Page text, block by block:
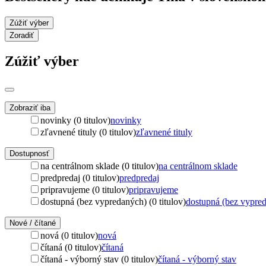
Zúžiť výber
Zoradiť
Zúžiť výber
Zobraziť iba
novinky (0 titulov)novinky
zľavnené tituly (0 titulov)zľavnené tituly
Dostupnosť
na centrálnom sklade (0 titulov)na centrálnom sklade
predpredaj (0 titulov)predpredaj
pripravujeme (0 titulov)pripravujeme
dostupná (bez vypredaných) (0 titulov)dostupná (bez
Nové / čítané
nová (0 titulov)nová
čítaná (0 titulov)čítaná
čítaná - výborný stav (0 titulov)čítaná - výborný stav